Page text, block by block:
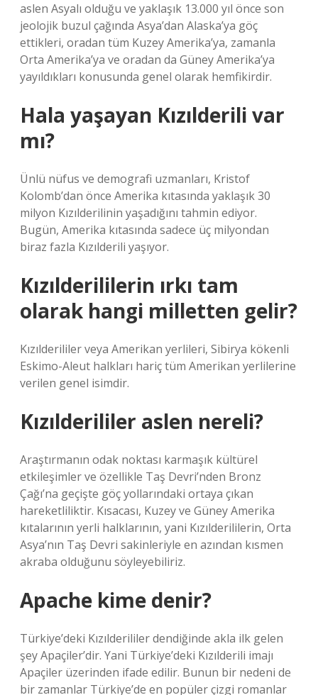
aslen Asyalı olduğu ve yaklaşık 13.000 yıl önce son
jeolojik buzul çağında Asya’dan Alaska’ya göç
ettikleri, oradan tüm Kuzey Amerika’ya, zamanla
Orta Amerika’ya ve oradan da Güney Amerika’ya
yayıldıkları konusunda genel olarak hemfikirdir.
Hala yaşayan Kızılderili var
mı?
Ünlü nüfus ve demografi uzmanları, Kristof
Kolomb’dan önce Amerika kıtasında yaklaşık 30
milyon Kızılderilinin yaşadığını tahmin ediyor.
Bugün, Amerika kıtasında sadece üç milyondan
biraz fazla Kızılderili yaşıyor.
Kızılderililerin ırkı tam
olarak hangi milletten gelir?
Kızılderililer veya Amerikan yerlileri, Sibirya kökenli
Eskimo-Aleut halkları hariç tüm Amerikan yerlilerine
verilen genel isimdir.
Kızılderililer aslen nereli?
Araştırmanın odak noktası karmaşık kültürel
etkileşimler ve özellikle Taş Devri’nden Bronz
Çağı’na geçişte göç yollarındaki ortaya çıkan
hareketliliktir. Kısacası, Kuzey ve Güney Amerika
kıtalarının yerli halklarının, yani Kızılderililerin, Orta
Asya’nın Taş Devri sakinleriyle en azından kısmen
akraba olduğunu söyleyebiliriz.
Apache kime denir?
Türkiye’deki Kızılderililer dendiğinde akla ilk gelen
şey Apaçiler’dir. Yani Türkiye’deki Kızılderili imajı
Apaçiler üzerinden ifade edilir. Bunun bir nedeni de
bir zamanlar Türkiye’de en popüler çizgi romanlar